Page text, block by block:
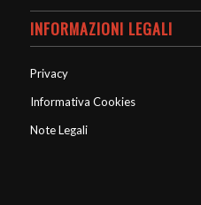
INFORMAZIONI LEGALI
Privacy
Informativa Cookies
Note Legali